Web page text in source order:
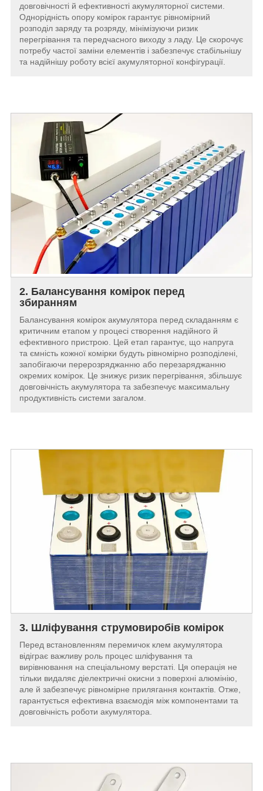
довговічності й ефективності акумуляторної системи.
Однорідність опору комірок гарантує рівномірний
розподіл заряду та розряду, мінімізуючи ризик
перегрівання та передчасного виходу з ладу. Це скорочує
потребу частої заміни елементів і забезпечує стабільнішу
та надійнішу роботу всієї акумуляторної конфігурації.
2. Балансування комірок перед
збиранням
Балансування комірок акумулятора перед складанням є
критичним етапом у процесі створення надійного й
ефективного пристрою. Цей етап гарантує, що напруга
та ємність кожної комірки будуть рівномірно розподілені,
запобігаючи перерозряджанню або перезаряджанню
окремих комірок. Це знижує ризик перегрівання, збільшує
довговічність акумулятора та забезпечує максимальну
продуктивність системи загалом.
3. Шліфування струмовиробів комірок
Перед встановленням перемичок клем акумулятора
відіграє важливу роль процес шліфування та
вирівнювання на спеціальному верстаті. Ця операція не
тільки видаляє діелектричні окисни з поверхні алюмінію,
але й забезпечує рівномірне прилягання контактів. Отже,
гарантується ефективна взаємодія між компонентами та
довговічність роботи акумулятора.